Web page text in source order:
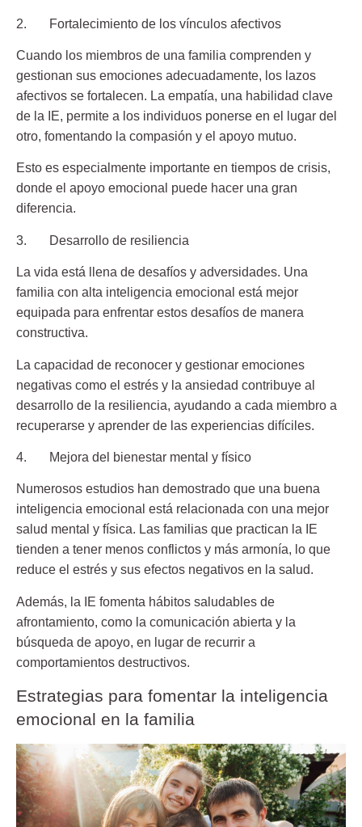
2. Fortalecimiento de los vínculos afectivos
Cuando los miembros de una familia comprenden y
gestionan sus emociones adecuadamente, los lazos
afectivos se fortalecen. La empatía, una habilidad clave
de la IE, permite a los individuos ponerse en el lugar del
otro, fomentando la compasión y el apoyo mutuo.
Esto es especialmente importante en tiempos de crisis,
donde el apoyo emocional puede hacer una gran
diferencia.
3. Desarrollo de resiliencia
La vida está llena de desafíos y adversidades. Una
familia con alta inteligencia emocional está mejor
equipada para enfrentar estos desafíos de manera
constructiva.
La capacidad de reconocer y gestionar emociones
negativas como el estrés y la ansiedad contribuye al
desarrollo de la resiliencia, ayudando a cada miembro a
recuperarse y aprender de las experiencias difíciles.
4. Mejora del bienestar mental y físico
Numerosos estudios han demostrado que una buena
inteligencia emocional está relacionada con una mejor
salud mental y física. Las familias que practican la IE
tienden a tener menos conflictos y más armonía, lo que
reduce el estrés y sus efectos negativos en la salud.
Además, la IE fomenta hábitos saludables de
afrontamiento, como la comunicación abierta y la
búsqueda de apoyo, en lugar de recurrir a
comportamientos destructivos.
Estrategias para fomentar la inteligencia
emocional en la familia